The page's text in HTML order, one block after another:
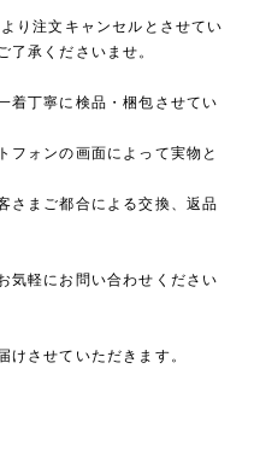
り注文キャンセルとさせてい
了承くださいませ。
着丁寧に検品・梱包させてい
フォンの画面によって実物と
さまご都合による交換、返品
気軽にお問い合わせください
けさせていただきます。